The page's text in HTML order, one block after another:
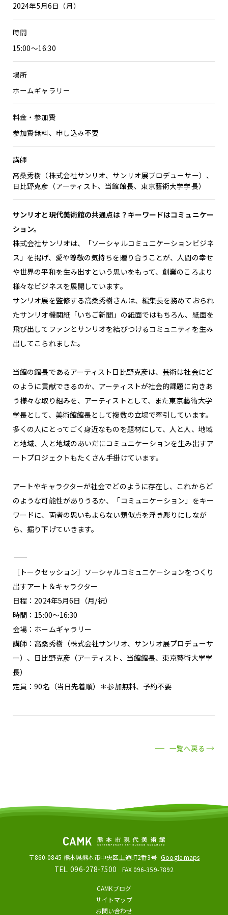
2024年5月6日（月）
時間
15:00～16:30
場所
ホームギャラリー
料金・参加費
参加費無料、申し込み不要
講師
高桑秀樹（株式会社サンリオ、サンリオ展プロデューサー）、
日比野克彦（アーティスト、当館館長、東京藝術大学学長）
サンリオと現代美術館の共通点は？キーワードはコミュニケー
ション。
株式会社サンリオは、「ソーシャルコミュニケーションビジネ
ス」を掲げ、愛や尊敬の気持ちを贈り合うことが、人間の幸せ
や世界の平和を生み出すという思いをもって、創業のころより
様々なビジネスを展開しています。
サンリオ展を監修する高桑秀樹さんは、編集長を務めておられ
たサンリオ機関紙「いちご新聞」の紙面ではもちろん、紙面を
飛び出してファンとサンリオを結びつけるコミュニティを生み
出してこられました。
当館の館長であるアーティスト日比野克彦は、芸術は社会にど
のように貢献できるのか、アーティストが社会的課題に向きあ
う様々な取り組みを、アーティストとして、また東京藝術大学
学長として、美術館館長として複数の立場で牽引しています。
多くの人にとってごく身近なものを題材にして、人と人、地域
と地域、人と地域のあいだにコミュニケーションを生み出すア
ートプロジェクトもたくさん手掛けています。
アートやキャラクターが社会でどのように存在し、これからど
のような可能性がありうるか、「コミュニケーション」をキー
ワードに、両者の思いもよらない類似点を浮き彫りにしなが
ら、掘り下げていきます。
―――――――――――――――――
［トークセッション］ソーシャルコミュニケーションをつくり
出すアート＆キャラクター
日程：2024年5月6日（月/祝）
時間：15:00～16:30
会場：ホームギャラリー
講師：高桑秀樹（株式会社サンリオ、サンリオ展プロデューサ
ー）、日比野克彦（アーティスト、当館館長、東京藝術大学学
長）
定員：90名（当日先着順）＊参加無料、予約不要
一覧へ戻る
〒860-0845 熊本県熊本市中央区上通町2番3号 Google maps
TEL. 096-278-7500 FAX 096-359-7892
CAMKブログ
サイトマップ
お問い合わせ